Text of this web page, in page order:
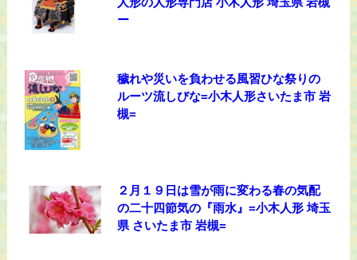
ー
穢れや災いを負わせる風習ひな祭りの
ルーツ流しびな=小木人形さいたま市 岩
槻=
２月１９日は雪が雨に変わる春の気配
の二十四節気の『雨水』=小木人形 埼玉
県 さいたま市 岩槻=